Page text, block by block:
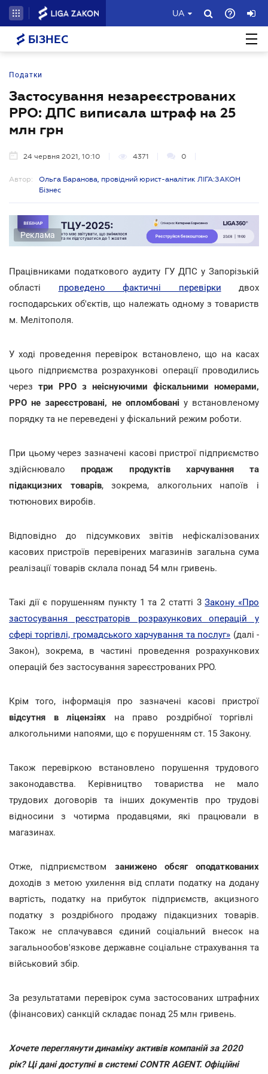
UA
БІЗНЕС
Податки
Застосування незареєстрованих
РРО: ДПС виписала штраф на 25
млн грн
24 червня 2021, 10:10 4371 0
Автор:
Ольга Баранова, провідний юрист-аналітик ЛІГА:ЗАКОН
Бізнес
Реклама
Працівниками податкового аудиту ГУ ДПС у Запорізькій
області проведено фактичні перевірки двох
господарських об'єктів, що належать одному з товариств
м. Мелітополя.
У ході проведення перевірок встановлено, що на касах
цього підприємства розрахункові операції проводились
через три РРО з неіснуючими фіскальними номерами,
РРО не зареєстровані, не опломбовані у встановленому
порядку та не переведені у фіскальний режим роботи.
При цьому через зазначені касові пристрої підприємство
здійснювалопродаж продуктів харчування та
підакцизних товарів, зокрема, алкогольних напоїв і
тютюнових виробів.
Відповідно до підсумкових звітів нефіскалізованих
касових пристроїв перевірених магазинів загальна сума
реалізації товарів склала понад 54 млн гривень.
Такі дії є порушенням пункту 1 та 2 статті 3Закону «Про
застосування реєстраторів розрахункових операцій у
сфері торгівлі, громадського харчування та послуг» (далі -
Закон), зокрема, в частині проведення розрахункових
операцій без застосування зареєстрованих РРО.
Крім того, інформація про зазначені касові пристрої
відсутня в ліцензіях на право роздрібної торгівлі
алкогольними напоями, що є порушенням ст. 15 Закону.
Також перевіркою встановлено порушення трудового
законодавства. Керівництво товариства не мало
трудових договорів та інших документів про трудові
відносини з чотирма продавцями, які працювали в
магазинах.
Отже, підприємством занижено обсяг оподаткованих
доходів з метою ухилення від сплати податку на додану
вартість, податку на прибуток підприємств, акцизного
податку з роздрібного продажу підакцизних товарів.
Також не сплачувався єдиний соціальний внесок на
загальнообов'язкове державне соціальне страхування та
військовий збір.
За результатами перевірок сума застосованих штрафних
(фінансових) санкцій складає понад 25 млн гривень.
Хочете переглянути динаміку активів компаній за 2020
рік? Ці дані доступні в системі CONTR AGENT. Офіційні